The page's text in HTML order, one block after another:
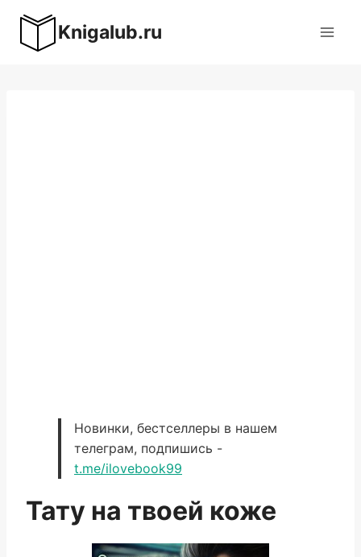
содержимому
Knigalub.ru
Новинки, бестселлеры в нашем
телеграм, подпишись -
t.me/ilovebook99
Тату на твоей коже